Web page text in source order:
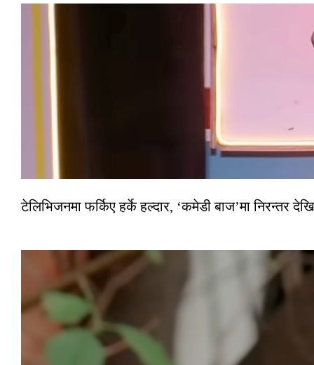
टेलिभिजनमा फर्किए हर्के हल्दार, ‘कमेडी बाज’मा निरन्तर